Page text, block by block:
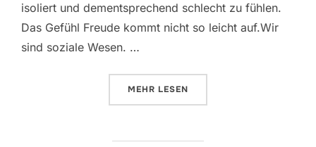
isoliert und dementsprechend schlecht zu fühlen.
Das Gefühl Freude kommt nicht so leicht auf.Wir
sind soziale Wesen. …
MEHR ÜBER „STILLE NACHT, EINSAME
LESEN